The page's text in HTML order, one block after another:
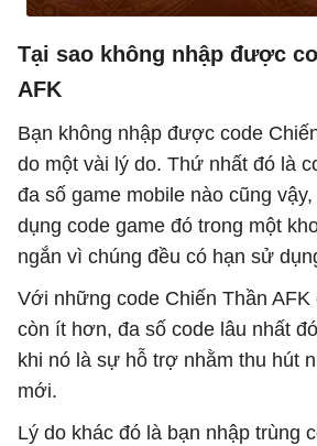
Tại sao không nhập được
AFK
Bạn không nhập được code
do một vài lý do. Thứ nhất đó là
đa số game mobile nào cũng
dụng code game đó trong một
ngắn vì chúng đều có hạn sử
Với những code Chiến Thần
còn ít hơn, đa số code lâu nhất
khi nó là sự hỗ trợ nhằm thu hút
mới.
Lý do khác đó là bạn nhập trùng